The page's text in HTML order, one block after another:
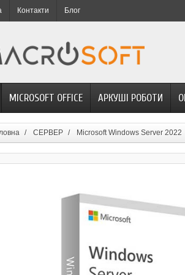
Контакти Блог
MICROSOFT OFFICE АРКУШІ РОБОТИ
СЕРВЕР Microsoft Windows Server 2022